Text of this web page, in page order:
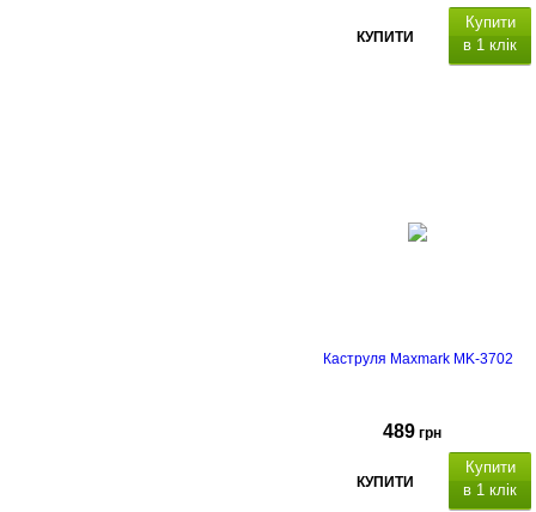
КУПИТИ
Купити
в 1 клік
Каструля Maxmark MK-3702
489 грн
КУПИТИ
Купити
в 1 клік